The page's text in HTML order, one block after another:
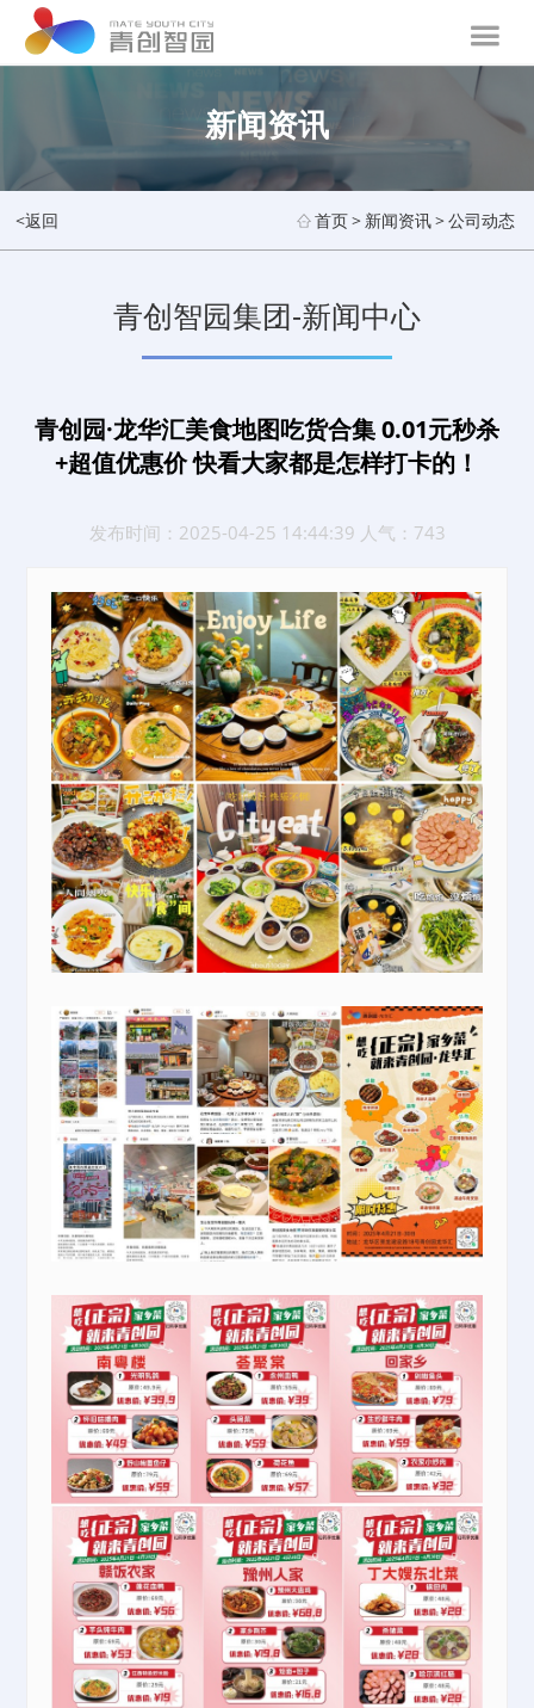
新闻资讯
<返回 首页> 新闻资讯>公司动态
青创智园集团-新闻中心
青创园·龙华汇美食地图吃货合集 0.01元秒杀
+超值优惠价 快看大家都是怎样打卡的！
发布时间：2025-04-25 14:44:39 人气：743